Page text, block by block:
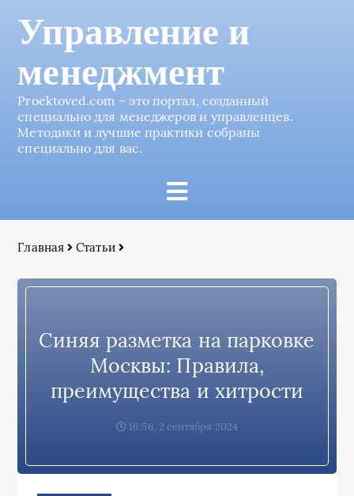
Управление и
менеджмент
Proektoved.com – это портал, созданный
специально для менеджеров и управленцев.
Методики и лучшие практики собраны
специально для вас.
Главная Статьи
Синяя разметка на парковке
Москвы: Правила,
преимущества и хитрости
16:56, 2 сентября 2024